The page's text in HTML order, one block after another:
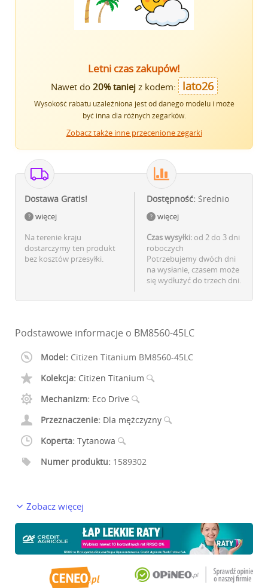
Letni czas zakupów!
Nawet do 20% taniejz kodem: lato26
Wysokość rabatu uzależniona jest od danego modelu i może
być inna dla różnych zegarków.
Zobacz także inne przecenione zegarki
Dostawa Gratis!
więcej
Na terenie kraju
dostarczymy ten produkt
bez kosztów przesyłki.
Dostępność: Średnio
więcej
Czas wysyłki: od 2 do 3 dni
roboczych
Potrzebujemy dwóch dni
na wysłanie, czasem może
się wydłużyć do trzech dni.
Podstawowe informacje o BM8560-45LC
Model: Citizen Titanium BM8560-45LC
Kolekcja: Citizen Titanium
Mechanizm: Eco Drive
Przeznaczenie: Dla mężczyzny
Koperta: Tytanowa
Numer produktu: 1589302
Zobacz więcej